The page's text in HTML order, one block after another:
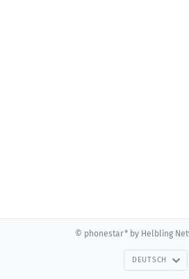
© phonestar* by Helbling
DEUTSCH